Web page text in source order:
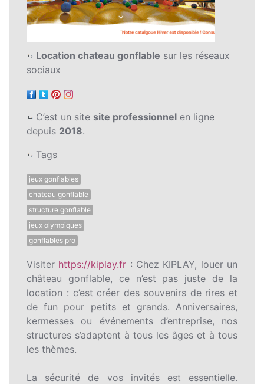
Location chateau gonflable sur les réseaux
sociaux
C’est un site site professionnel en ligne
depuis 2018.
Tags
jeux gonflables
chateau gonflable
structure gonflable
jeux olympiques
gonflables pro
Visiter https://kiplay.fr : Chez KIPLAY, louer un
château gonflable, ce n’est pas juste de la
location : c’est créer des souvenirs de rires et
de fun pour petits et grands. Anniversaires,
kermesses ou événements d’entreprise, nos
structures s’adaptent à tous les âges et à tous
les thèmes.
La sécurité de vos invités est essentielle.